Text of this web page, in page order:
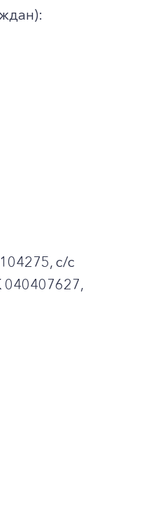
с/с
040407627,